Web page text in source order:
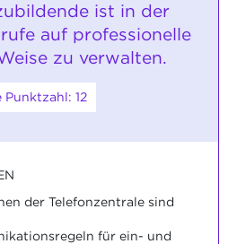
ist in der
auf professionelle
zu verwalten.
Punktzahl: 12
der Telefonzentrale sind
für ein- und